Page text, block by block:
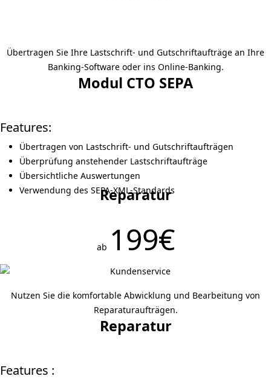
Übertragen Sie Ihre Lastschrift- und Gutschriftaufträge an Ihre
Banking-Software oder ins Online-Banking.
Modul CTO SEPA
Features:
Übertragen von Lastschrift- und Gutschriftaufträgen
Überprüfung anstehender Lastschriftaufträge
Übersichtliche Auswertungen
Verwendung des SEPA-XML-Standards
Reparatur
ab 199€
Nutzen Sie die komfortable Abwicklung und Bearbeitung von
Reparaturaufträgen.
Reparatur
Features :